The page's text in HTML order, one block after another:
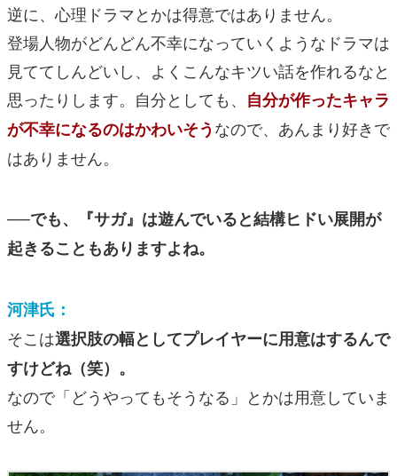
逆に、心理ドラマとかは得意ではありません。
登場人物がどんどん不幸になっていくようなドラマは
見ててしんどいし、よくこんなキツい話を作れるなと
思ったりします。自分としても、 自分が作ったキャラ
が不幸になるのはかわいそうなので、あんまり好きで
はありません。
──でも、『サガ』は遊んでいると結構ヒドい展開が
起きることもありますよね。
河津氏：
そこは選択肢の幅としてプレイヤーに用意はするんで
すけどね（笑）。
なので「どうやってもそうなる」とかは用意していま
せん。